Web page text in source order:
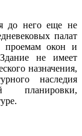
до него еще не
палат
проемам окон и
не имеет
назначения,
наследия
планировки,